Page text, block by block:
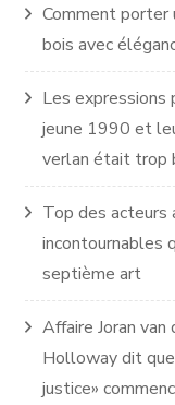
Comment
bois avec
Les expressions
jeune 1990 et
verlan était trop
Top des
incontournables
septième art
Affaire Joran
Holloway dit
justice»